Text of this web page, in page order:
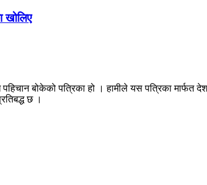
खोलिए
बोकेको पत्रिका हो । हामीले यस पत्रिका
छ ।